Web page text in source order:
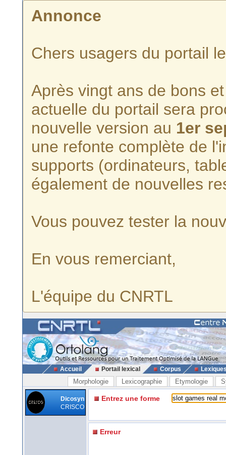
Annonce
Chers usagers du portail
Après vingt ans de bons
actuelle du portail sera
nouvelle version au 1er
une refonte complète de
supports (ordinateurs,
également de nouvelles
Vous pouvez tester la
En vous remerciant,
L'équipe du CNRTL
Accueil Portail lexical Corpus
Morphologie Lexicographie Etymologie
Dicosyn
CRISCO
Entrez une forme
Erreur